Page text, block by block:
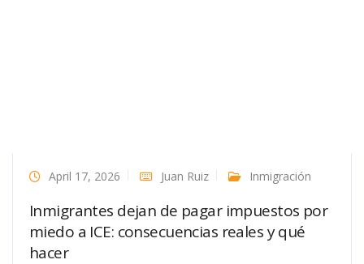
April 17, 2026 Juan Ruiz Inmigración
Inmigrantes dejan de pagar impuestos por
miedo a ICE: consecuencias reales y qué
hacer